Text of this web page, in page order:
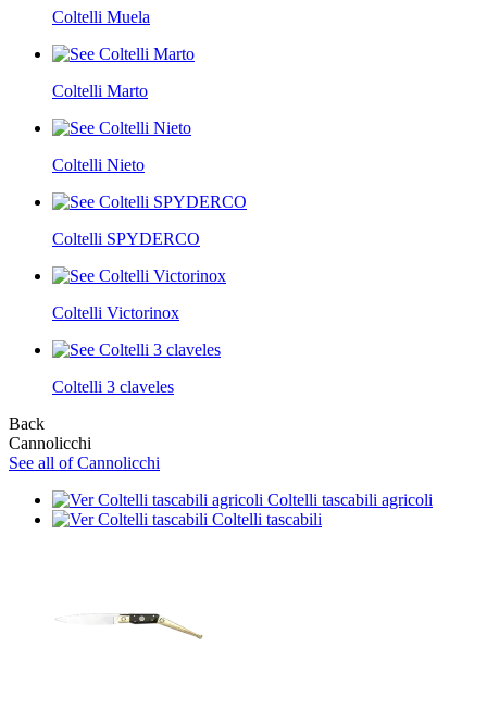
Coltelli Muela
Coltelli Marto
Coltelli Nieto
Coltelli SPYDERCO
Coltelli Victorinox
Coltelli 3 claveles
Back
Cannolicchi
See all of Cannolicchi
Coltelli tascabili agricoli
Coltelli tascabili